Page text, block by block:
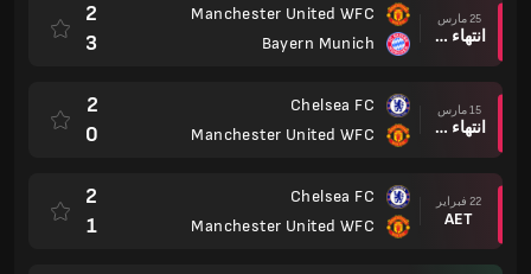
25 مارس
انتهاء وقت المباراة
Manchester United WFC
Bayern Munich
2
3
15 مارس
انتهاء وقت المباراة
Chelsea FC
Manchester United WFC
2
0
22 فبراير
AET
Chelsea FC
Manchester United WFC
2
1